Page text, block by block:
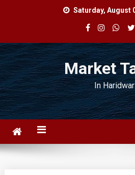
Saturday, August
Market
In Haridwar